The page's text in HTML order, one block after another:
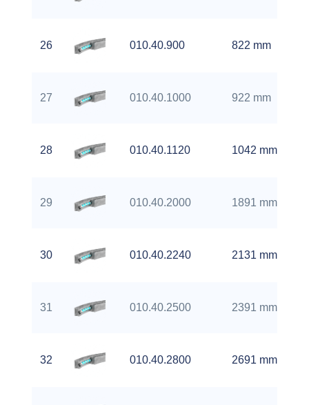
26 010.40.900 822 mm
27 010.40.1000 922 mm
28 010.40.1120 1042 mm
29 010.40.2000 1891 mm
30 010.40.2240 2131 mm
31 010.40.2500 2391 mm
32 010.40.2800 2691 mm